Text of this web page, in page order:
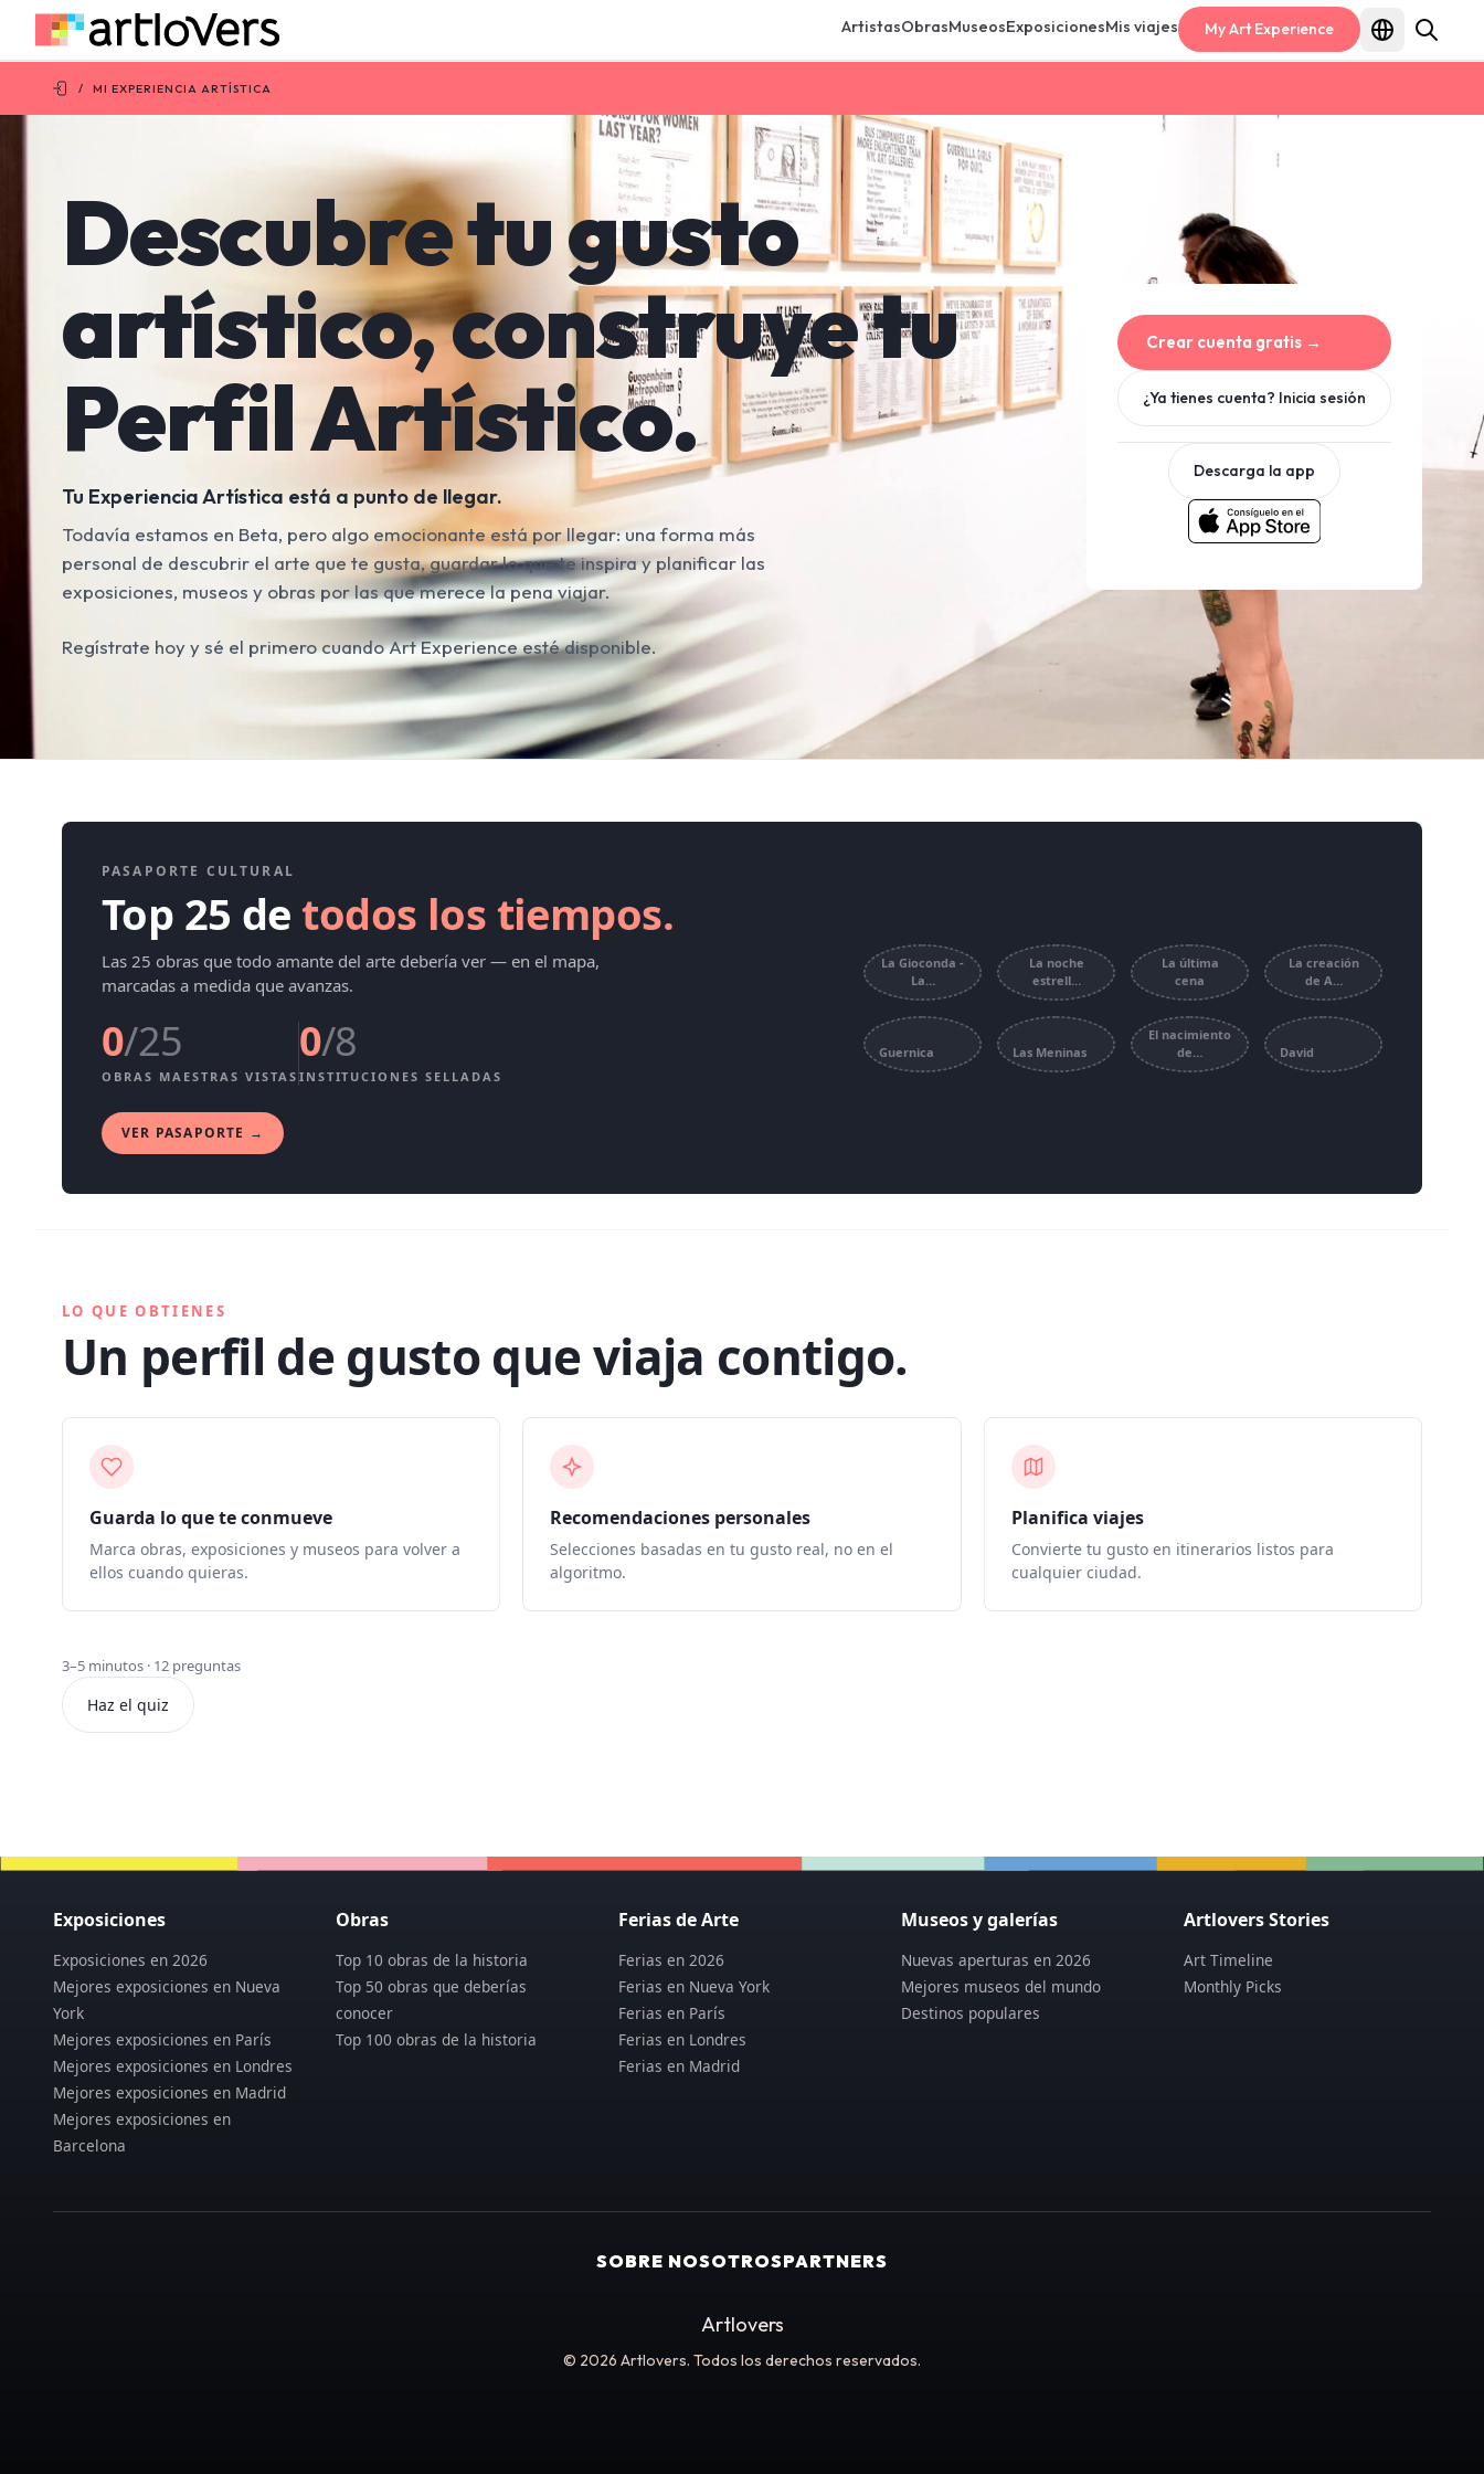
ArtistasObrasMuseosExposicionesMis viajes My Art Experience
/ MI EXPERIENCIA ARTÍSTICA
Descubre tu gusto
artístico,construye tu
Perfil Artístico.
Tu Experiencia Artística está a punto de llegar.
Todavía estamos en Beta, pero algo emocionante está por llegar: una forma más
personal de descubrir el arte que te gusta, guardar lo que te inspira y planificar las
exposiciones, museos y obras por las que merece la pena viajar.
Regístrate hoy y sé el primero cuando Art Experience esté disponible.
Crear cuenta gratis →
¿Ya tienes cuenta? Inicia sesión
Descarga la app
PASAPORTE CULTURAL
Top 25 detodos los tiempos.
Las 25 obras que todo amante del arte debería ver — en el mapa,
marcadas a medida que avanzas.
0/25
OBRAS MAESTRAS VISTAS
0/8
INSTITUCIONES SELLADAS
VER PASAPORTE →
La Gioconda -
La…
La noche
estrell…
La última
cena
La creación
de A…
Guernica Las Meninas
El nacimiento
de…
David
LO QUE OBTIENES
Un perfil de gusto queviaja contigo.
Guarda lo que te conmueve
Marca obras, exposiciones y museos para volver a
ellos cuando quieras.
Recomendaciones personales
Selecciones basadas en tu gusto real, no en el
algoritmo.
Planifica viajes
Convierte tu gusto en itinerarios listos para
cualquier ciudad.
3–5 minutos · 12 preguntas
Haz el quiz
Exposiciones
Exposiciones en 2026
Mejores exposiciones en Nueva
York
Mejores exposiciones en París
Mejores exposiciones en Londres
Mejores exposiciones en Madrid
Mejores exposiciones en
Barcelona
Obras
Top 10 obras de la historia
Top 50 obras que deberías
conocer
Top 100 obras de la historia
Ferias de Arte
Ferias en 2026
Ferias en Nueva York
Ferias en París
Ferias en Londres
Ferias en Madrid
Museos y galerías
Nuevas aperturas en 2026
Mejores museos del mundo
Destinos populares
Artlovers Stories
Art Timeline
Monthly Picks
SOBRE NOSOTROSPARTNERS
Artlovers
© 2026 Artlovers. Todos los derechos reservados.